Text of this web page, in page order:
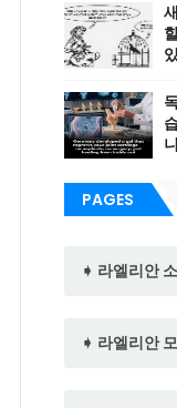
PAGES
➧ 라엘리안
➧ 라엘리안